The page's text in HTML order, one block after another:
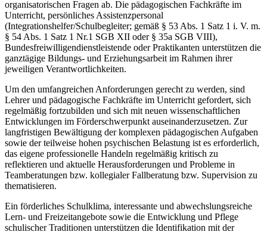
organisatorischen Fragen ab. Die pädagogischen Fachkräfte im
Unterricht, persönliches Assistenzpersonal
(Integrationshelfer/Schulbegleiter; gemäß § 53 Abs. 1 Satz 1 i. V. m.
§ 54 Abs. 1 Satz 1 Nr.1 SGB XII oder § 35a SGB VIII),
Bundesfreiwilligendienstleistende oder Praktikanten unterstützen die
ganztägige Bildungs- und Erziehungsarbeit im Rahmen ihrer
jeweiligen Verantwortlichkeiten.
Um den umfangreichen Anforderungen gerecht zu werden, sind
Lehrer und pädagogische Fachkräfte im Unterricht gefordert, sich
regelmäßig fortzubilden und sich mit neuen wissenschaftlichen
Entwicklungen im Förderschwerpunkt auseinanderzusetzen. Zur
langfristigen Bewältigung der komplexen pädagogischen Aufgaben
sowie der teilweise hohen psychischen Belastung ist es erforderlich,
das eigene professionelle Handeln regelmäßig kritisch zu
reflektieren und aktuelle Herausforderungen und Probleme in
Teamberatungen bzw. kollegialer Fallberatung bzw. Supervision zu
thematisieren.
Ein förderliches Schulklima, interessante und abwechslungsreiche
Lern- und Freizeitangebote sowie die Entwicklung und Pflege
schulischer Traditionen unterstützen die Identifikation mit der